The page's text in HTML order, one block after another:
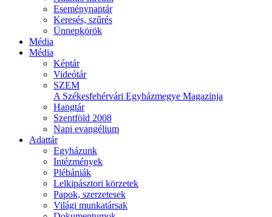
Eseménynaptár
Keresés, szűrés
Ünnepkörök
Média
Média
Képtár
Videótár
SZEM
A Székesfehérvári Egyházmegye Magazinja
Hangtár
Szentföld 2008
Napi evangélium
Adattár
Egyházunk
Intézmények
Plébániák
Lelkipásztori körzetek
Papok, szerzetesek
Világi munkatársak